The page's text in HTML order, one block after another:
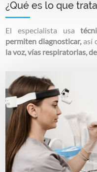
¿Qué es lo que
El especialista usa
permiten diagnosticar,así
la voz, vías respiratorias,
Image